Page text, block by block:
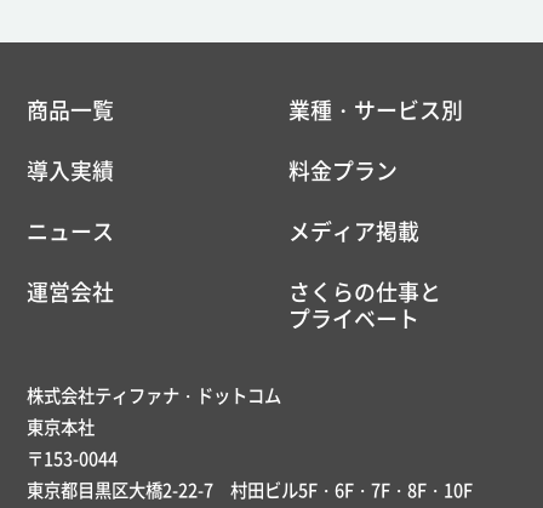
商品一覧
業種・サービス別
導入実績
料金プラン
ニュース
メディア掲載
運営会社
さくらの仕事と
プライベート
株式会社ティファナ・ドットコム
東京本社
〒153-0044
東京都目黒区大橋2-22-7 村田ビル5F・6F・7F・8F・10F